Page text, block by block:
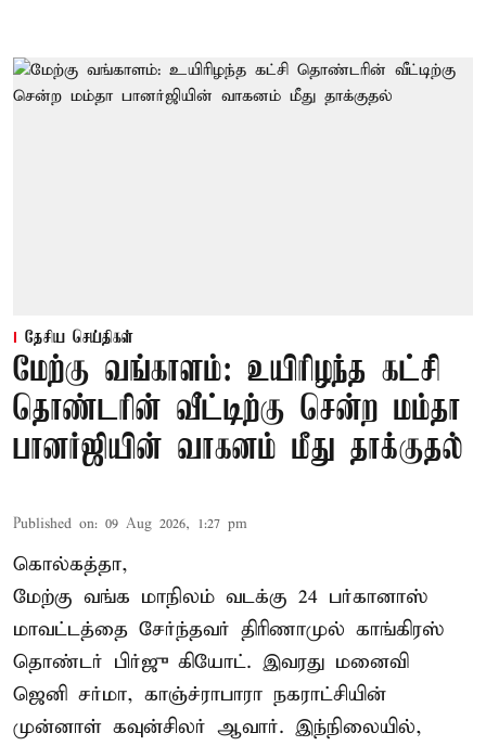
தேசிய செய்திகள்
மேற்கு வங்காளம்: உயிரிழந்த கட்சி
தொண்டரின் வீட்டிற்கு சென்ற மம்தா
பானர்ஜியின் வாகனம் மீது தாக்குதல்
Published on: 09 Aug 2026, 1:27 pm
கொல்கத்தா,
மேற்கு வங்க மாநிலம் வடக்கு 24 பர்கானாஸ்
மாவட்டத்தை சேர்ந்தவர் திரிணாமுல் காங்கிரஸ்
தொண்டர் பிர்ஜு கியோட். இவரது மனைவி
ஜெனி சர்மா, காஞ்ச்ராபாரா நகராட்சியின்
முன்னாள் கவுன்சிலர் ஆவார். இந்நிலையில்,